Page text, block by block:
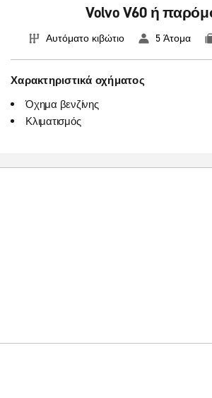
Volvo V60 ή
Αυτόματο κιβώτιο 5 Άτομα
Χαρακτηριστικά οχήματος
Όχημα βενζίνης
Κλιματισμός